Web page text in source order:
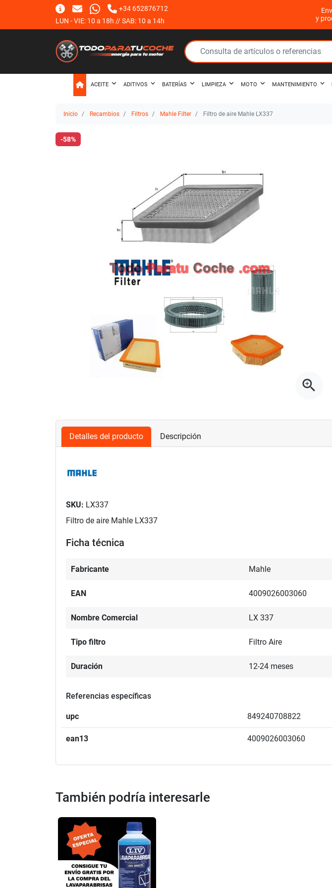
+34 652876712
LUN - VIE: 10 a 18h // SAB: 10 a 14h
y
ACEITE ADITIVOS BATERÍAS LIMPIEZA MOTO MANTENIMIENTO
Inicio Recambios Filtros Mahle Filter Filtro de aire Mahle LX337
-58%
zoom_in
Detalles del producto Descripción
SKU: LX337
Filtro de aire Mahle LX337
Ficha técnica
Fabricante Mahle
EAN 4009026003060
Nombre Comercial LX 337
Tipo filtro Filtro Aire
Duración 12-24 meses
Referencias específicas
upc 849240708822
ean13 4009026003060
También podría interesarle